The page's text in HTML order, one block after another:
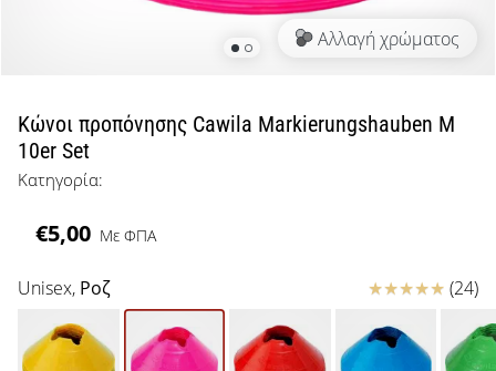
μπάσκετ
όπως
εμείς;
Έλα
μας
πρεσβευτής
μάρκας
μας.
Αλλαγή χρώματος
Κώνοι προπόνησης Cawila Markierungshauben M
10er Set
Κατηγορία:
€5,00 Με ΦΠΑ
Unisex, Ροζ Κριτικές (24)